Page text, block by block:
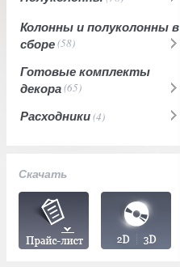
Колонны и полуколонны в
сборе(58)
Готовые комплекты
декора(65)
Расходники(4)
Скачать